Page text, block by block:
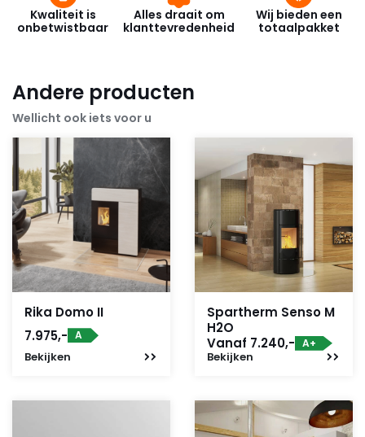
Kwaliteit is
onbetwistbaar
Alles draait om
klanttevredenheid
Wij bieden een
totaalpakket
Andere producten
Wellicht ook iets voor u
Rika Domo II
7.975,- A
Bekijken
Spartherm Senso M
H2O
Vanaf 7.240,- A+
Bekijken